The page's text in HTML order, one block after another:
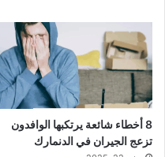
8 أخطاء شائعة يرتكبها الوافدون
تزعج الجيران في الدنمارك